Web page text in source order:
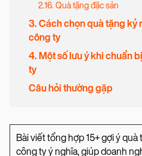
2.16. Quà tặng đặc sản
3. Cách chọn quà tặng kỷ
công ty
4. Một số lưu ý khi chuẩn
ty
Câu hỏi thường gặp
Bài viết tổng hợp 15+ gợi ý
công ty ý nghĩa, giúp doanh